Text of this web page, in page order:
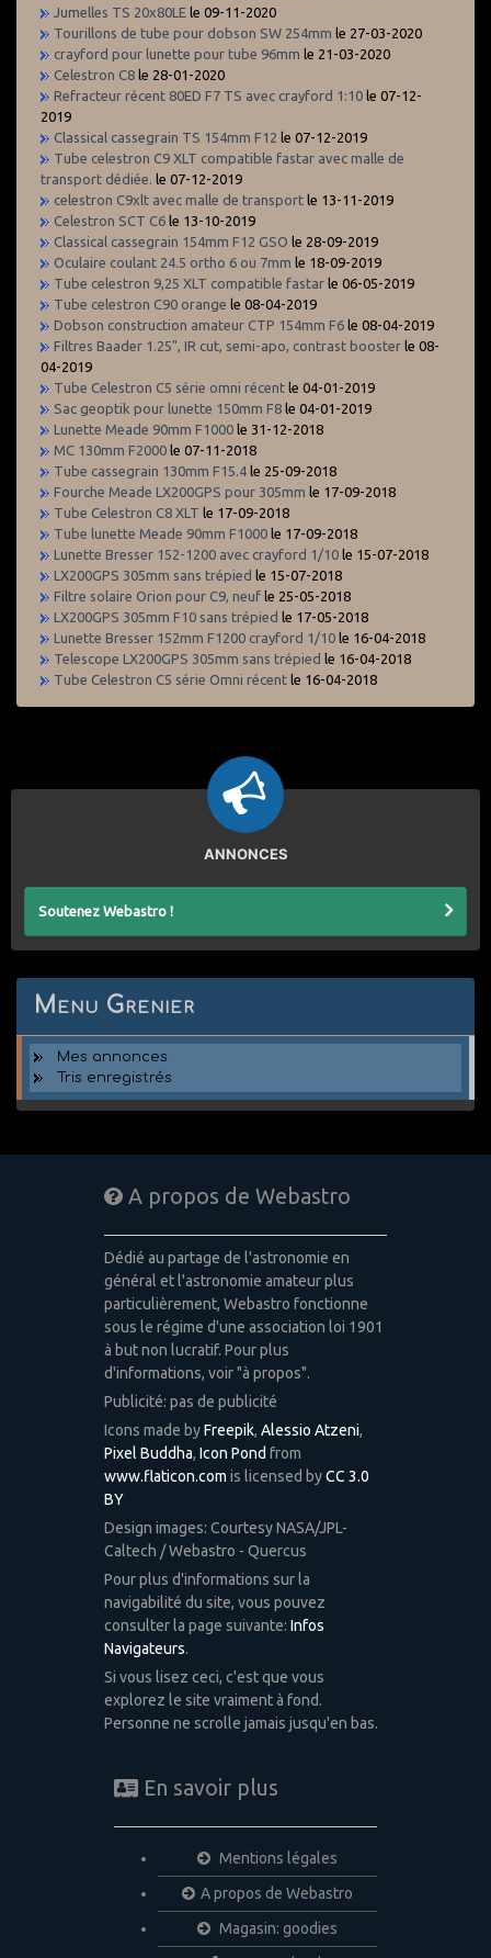
Jumelles TS 20x80LE le 09-11-2020
Tourillons de tube pour dobson SW 254mm le 27-03-2020
crayford pour lunette pour tube 96mm le 21-03-2020
Celestron C8 le 28-01-2020
Refracteur récent 80ED F7 TS avec crayford 1:10 le 07-12-
2019
Classical cassegrain TS 154mm F12 le 07-12-2019
Tube celestron C9 XLT compatible fastar avec malle de
transport dédiée. le 07-12-2019
celestron C9xlt avec malle de transport le 13-11-2019
Celestron SCT C6 le 13-10-2019
Classical cassegrain 154mm F12 GSO le 28-09-2019
Oculaire coulant 24.5 ortho 6 ou 7mm le 18-09-2019
Tube celestron 9,25 XLT compatible fastar le 06-05-2019
Tube celestron C90 orange le 08-04-2019
Dobson construction amateur CTP 154mm F6 le 08-04-2019
Filtres Baader 1.25", IR cut, semi-apo, contrast booster le 08-
04-2019
Tube Celestron C5 série omni récent le 04-01-2019
Sac geoptik pour lunette 150mm F8 le 04-01-2019
Lunette Meade 90mm F1000 le 31-12-2018
MC 130mm F2000 le 07-11-2018
Tube cassegrain 130mm F15.4 le 25-09-2018
Fourche Meade LX200GPS pour 305mm le 17-09-2018
Tube Celestron C8 XLT le 17-09-2018
Tube lunette Meade 90mm F1000 le 17-09-2018
Lunette Bresser 152-1200 avec crayford 1/10 le 15-07-2018
LX200GPS 305mm sans trépied le 15-07-2018
Filtre solaire Orion pour C9, neuf le 25-05-2018
LX200GPS 305mm F10 sans trépied le 17-05-2018
Lunette Bresser 152mm F1200 crayford 1/10 le 16-04-2018
Telescope LX200GPS 305mm sans trépied le 16-04-2018
Tube Celestron C5 série Omni récent le 16-04-2018
ANNONCES
Soutenez Webastro !
Menu Grenier
Mes annonces
Tris enregistrés
A propos de Webastro
Dédié au partage de l'astronomie en
général et l'astronomie amateur plus
particulièrement, Webastro fonctionne
sous le régime d'une association loi 1901
à but non lucratif. Pour plus
d'informations, voir "à propos".
Publicité: pas de publicité
Icons made byFreepik, Alessio Atzeni,
Pixel Buddha, Icon Pond from
www.flaticon.com is licensed byCC 3.0
BY
Design images: Courtesy NASA/JPL-
Caltech / Webastro - Quercus
Pour plus d'informations sur la
navigabilité du site, vous pouvez
consulter la page suivante: Infos
Navigateurs.
Si vous lisez ceci, c'est que vous
explorez le site vraiment à fond.
Personne ne scrolle jamais jusqu'en bas.
En savoir plus
Mentions légales
A propos de Webastro
Magasin: goodies